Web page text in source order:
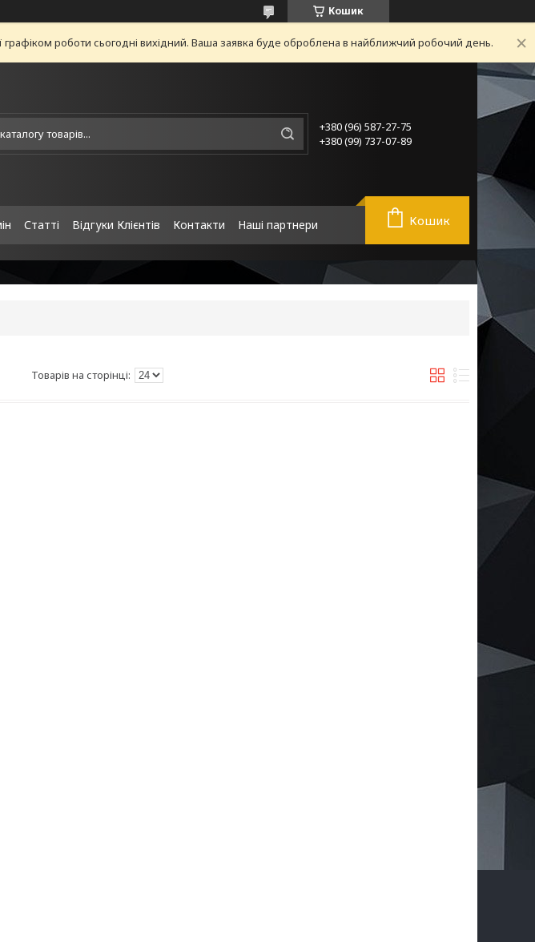
Кошик
роботи сьогодні вихідний. Ваша заявка буде оброблена в найближчий робочий день.
+380 (96) 587-27-75
+380 (99) 737-07-89
Статті Відгуки Клієнтів Контакти Наші партнери Кошик